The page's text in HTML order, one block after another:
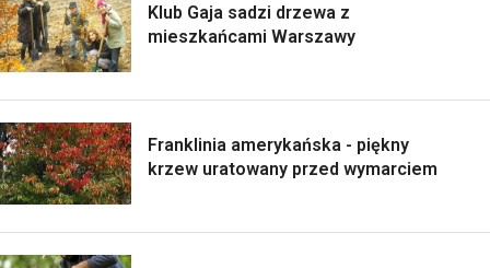
Klub Gaja sadzi drzewa z
mieszkańcami Warszawy
Franklinia amerykańska - piękny
krzew uratowany przed wymarciem